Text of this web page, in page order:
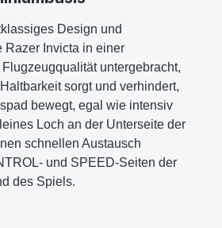
Design und
Razer Invicta in einer
untergebracht,
sorgt und verhindert,
bewegt, egal wie intensiv
Loch an der Unterseite der
schnellen Austausch
und SPEED-Seiten der
des Spiels.